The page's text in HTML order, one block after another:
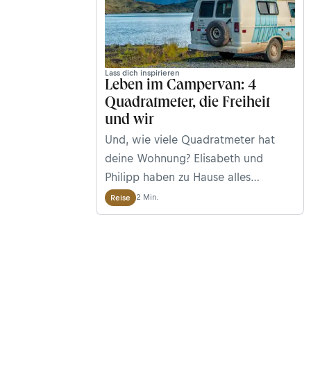
Lass dich inspirieren
Leben im Campervan: 4
Quadratmeter, die Freiheit
und wir
Und, wie viele Quadratmeter hat
deine Wohnung? Elisabeth und
Philipp haben zu Hause alles
verkauft und sind in einen
Campervan gezogen. Wie sich ein
Reise 2 Min.